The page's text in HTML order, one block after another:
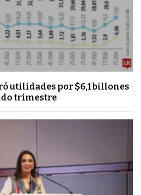
utilidades por $6,1 billones
trimestre